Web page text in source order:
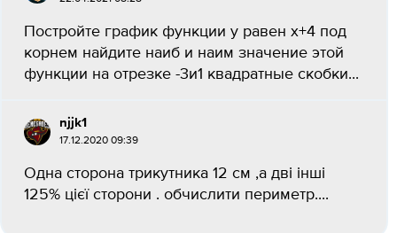
Постройте график функции у равен х+4 под
корнем найдите наиб и наим значение этой
функции на отрезке -3и1 квадратные скобки...
njjk1
17.12.2020 09:39
Одна сторона трикутника 12 см ,а дві інші
125% цієї сторони . обчислити периметр....